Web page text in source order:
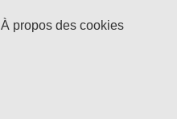
À propos des cookies